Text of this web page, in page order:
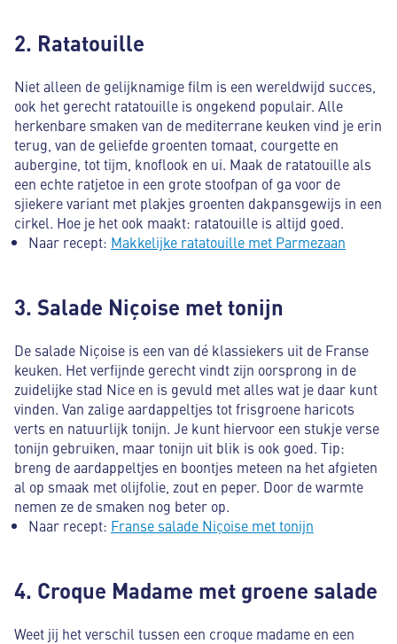
2. Ratatouille
Niet alleen de gelijknamige film is een wereldwijd succes,
ook het gerecht ratatouille is ongekend populair. Alle
herkenbare smaken van de mediterrane keuken vind je erin
terug, van de geliefde groenten tomaat, courgette en
aubergine, tot tijm, knoflook en ui. Maak de ratatouille als
een echte ratjetoe in een grote stoofpan of ga voor de
sjiekere variant met plakjes groenten dakpansgewijs in een
cirkel. Hoe je het ook maakt: ratatouille is altijd goed.
Naar recept: Makkelijke ratatouille met Parmezaan
3. Salade Niçoise met tonijn
De salade Niçoise is een van dé klassiekers uit de Franse
keuken. Het verfijnde gerecht vindt zijn oorsprong in de
zuidelijke stad Nice en is gevuld met alles wat je daar kunt
vinden. Van zalige aardappeltjes tot frisgroene haricots
verts en natuurlijk tonijn. Je kunt hiervoor een stukje verse
tonijn gebruiken, maar tonijn uit blik is ook goed. Tip:
breng de aardappeltjes en boontjes meteen na het afgieten
al op smaak met olijfolie, zout en peper. Door de warmte
nemen ze de smaken nog beter op.
Naar recept: Franse salade Niçoise met tonijn
4. Croque Madame met groene salade
Weet jij het verschil tussen een croque madame en een